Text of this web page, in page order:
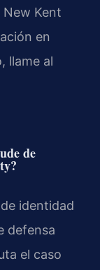
Kent
en
llame al
de
identidad
defensa
el caso